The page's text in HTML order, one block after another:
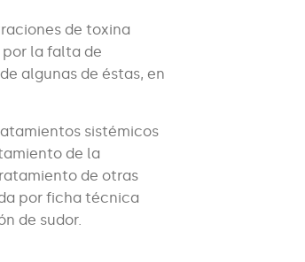
de toxina
la falta de
algunas de éstas, en
sistémicos
de la
de otras
por ficha técnica
de sudor.